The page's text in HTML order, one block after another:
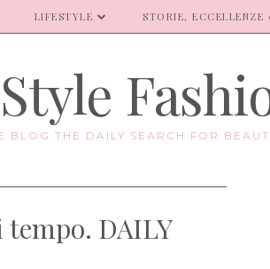
LIFESTYLE STORIE,
BLOG THE DAILY SEARCH FOR
DAILY